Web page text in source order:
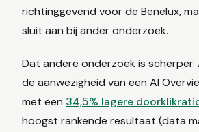
richtinggevend voor de Benelux,
sluit aan bij ander onderzoek.
Dat andere onderzoek is
de aanwezigheid van een AI
met een 34,5% lagere
hoogst rankende resultaat (data